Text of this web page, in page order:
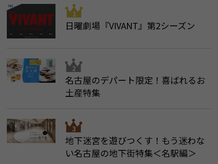
日曜劇場『VIVANT』第2シーズン
名古屋のデパート限定！喜ばれるお
土産特集
地下迷宮を遊びつくす！もう迷わな
い名古屋の地下街特集＜名駅編＞